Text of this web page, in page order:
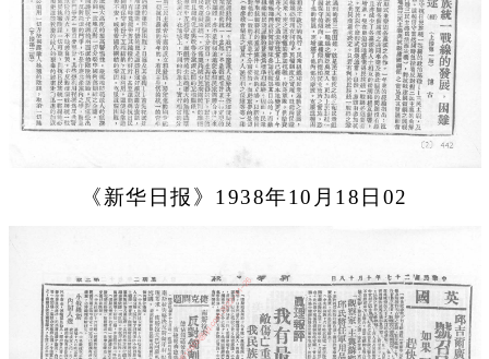
《新华日报》1938年10月18日02